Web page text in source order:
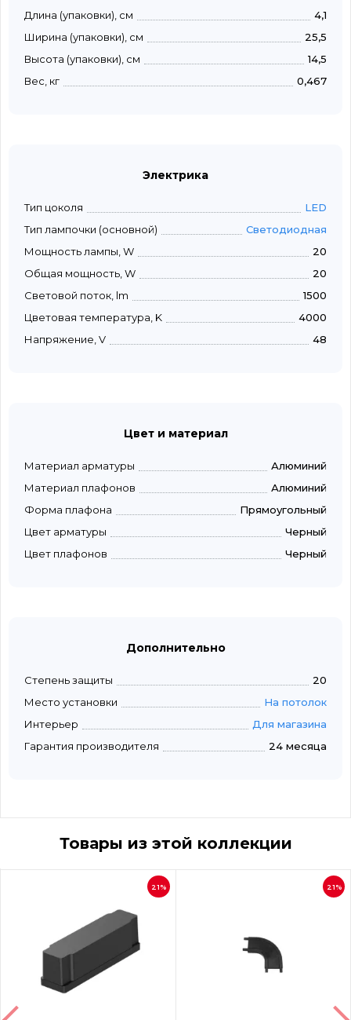
Длина (упаковки), см
4,1
Ширина (упаковки), см
25,5
Высота (упаковки), см
14,5
Вес, кг
0,467
Электрика
Тип цоколя
LED
Тип лампочки (основной)
Светодиодная
Мощность лампы, W
20
Общая мощность, W
20
Световой поток, lm
1500
Цветовая температура, K
4000
Напряжение, V
48
Цвет и материал
Материал арматуры
Алюминий
Материал плафонов
Алюминий
Форма плафона
Прямоугольный
Цвет арматуры
Черный
Цвет плафонов
Черный
Дополнительно
Степень защиты
20
Место установки
На потолок
Интерьер
Для магазина
Гарантия производителя
24 месяца
Товары из этой коллекции
21% 21%